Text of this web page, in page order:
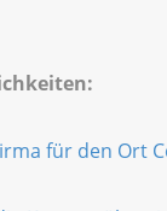
für den Ort